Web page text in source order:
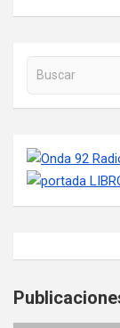
Buscar en la web